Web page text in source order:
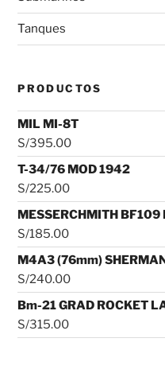
Tanques
PRODUCTOS
MIL MI-8T
S/395.00
T-34/76 MOD 1942
S/225.00
MESSERCHMITH BF109
S/185.00
M4A3 (76mm)
S/240.00
Bm-21 GRAD ROCKET
S/315.00